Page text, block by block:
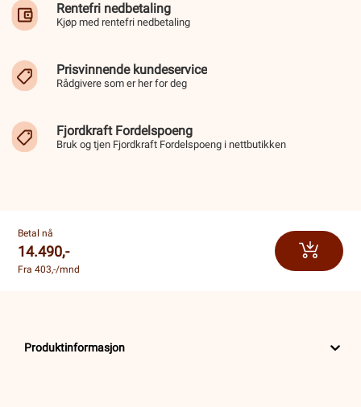
Rentefri nedbetaling
Kjøp med rentefri nedbetaling
Prisvinnende kundeservice
Rådgivere som er her for deg
Fjordkraft Fordelspoeng
Bruk og tjen Fjordkraft Fordelspoeng i nettbutikken
Betal nå
14.490,-
Fra 403,-/mnd
Produktinformasjon